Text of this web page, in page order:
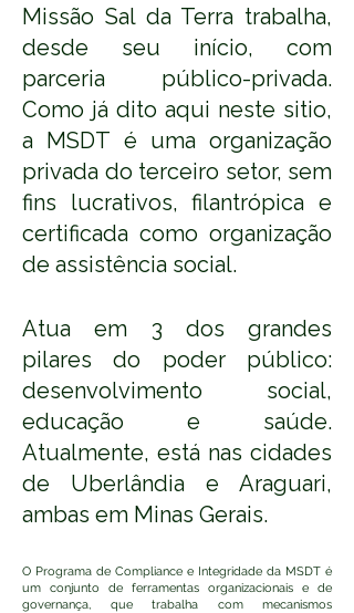
Missão Sal da Terra trabalha,
desde seu início, com
parceria público-privada.
Como já dito aqui neste sitio,
a MSDT é uma organização
privada do terceiro setor, sem
fins lucrativos, filantrópica e
certificada como organização
de assistência social.
Atua em 3 dos grandes
pilares do poder público:
desenvolvimento social,
educação e saúde.
Atualmente, está nas cidades
de Uberlândia e Araguari,
ambas em Minas Gerais.
O Programa de Compliance e Integridade da MSDT é
um conjunto de ferramentas organizacionais e de
governança, que trabalha com mecanismos